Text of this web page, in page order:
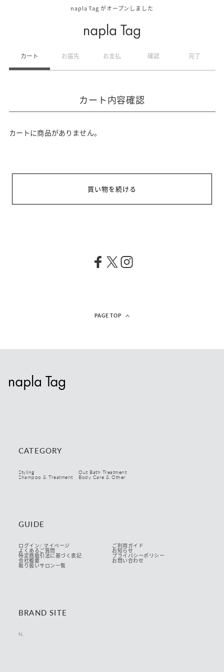
napla Tag がオープンしました
カート お届先 お支払 確認 完了
カート内容確認
カートに商品がありません。
買い物を続ける
PAGE TOP
CATEGORY
Styling Out Bath Treatment
Shampoo & Treatment Body Care & Other
GUIDE
ログイン/ マイページ ご利用ガイド
よくあるご質問 お知らせ
特定商取引法に基づく表記 プライバシーポリシー
会社概要 お問い合わせ
取り扱いサロン一覧
BRAND SITE
N.